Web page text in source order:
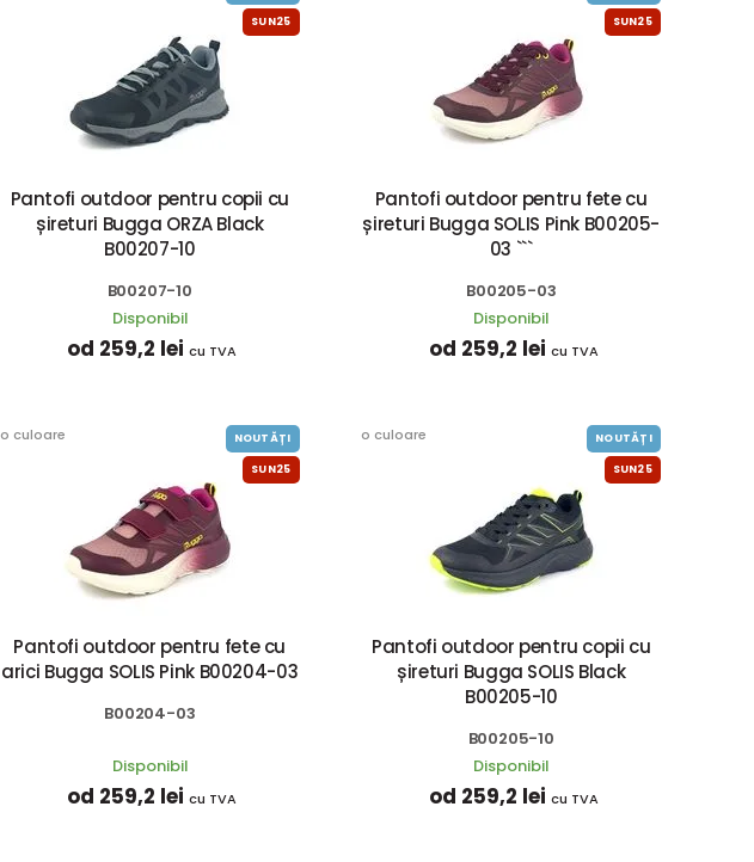
SUN25
Pantofi outdoor pentru copii cu
șireturi Bugga ORZA Black
B00207-10
B00207-10
Disponibil
od 259,2 lei cu TVA
SUN25
Pantofi outdoor pentru fete cu
șireturi Bugga SOLIS Pink B00205-
03 ```
B00205-03
Disponibil
od 259,2 lei cu TVA
o culoare NOUTĂȚI
SUN25
Pantofi outdoor pentru fete cu
arici Bugga SOLIS Pink B00204-03
B00204-03
Disponibil
od 259,2 lei cu TVA
o culoare NOUTĂȚI
SUN25
Pantofi outdoor pentru copii cu
șireturi Bugga SOLIS Black
B00205-10
B00205-10
Disponibil
od 259,2 lei cu TVA